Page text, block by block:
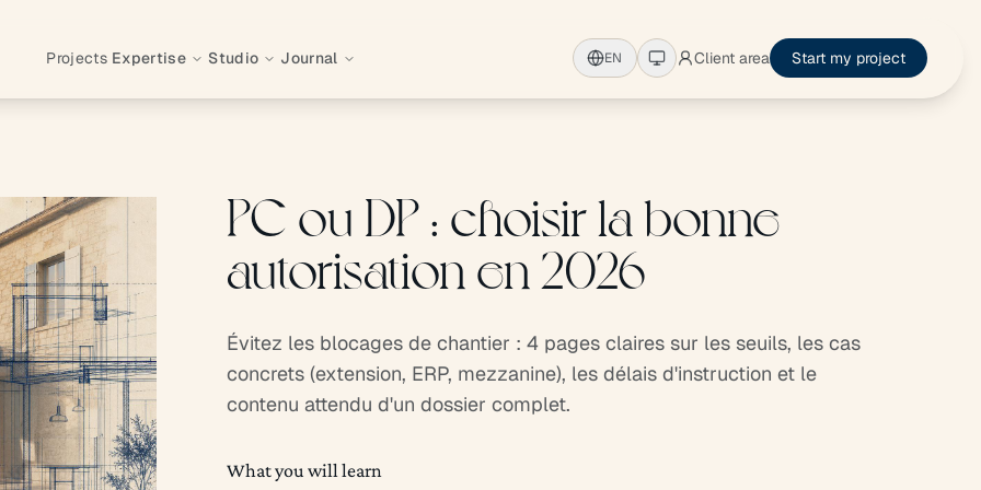
Projects Expertise Studio Journal EN Client area Start my project
PC ou DP : choisir la bonne
autorisation en 2026
Évitez les blocages de chantier : 4 pages claires sur les seuils, les cas
concrets (extension, ERP, mezzanine), les délais d'instruction et le
contenu attendu d'un dossier complet.
What you will learn